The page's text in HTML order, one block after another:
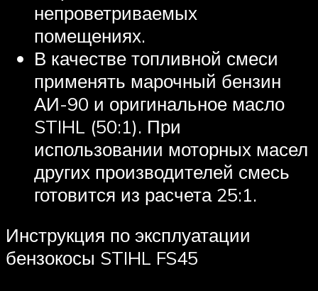
непроветриваемых
помещениях.
В качестве топливной смеси
применять марочный бензин
АИ-90 и оригинальное масло
STIHL (50:1). При
использовании моторных масел
других производителей смесь
готовится из расчета 25:1.
Инструкция по эксплуатации
бензокосы STIHL FS45